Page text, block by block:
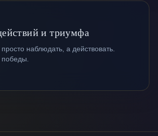
и триумфа
наблюдать, а действовать.